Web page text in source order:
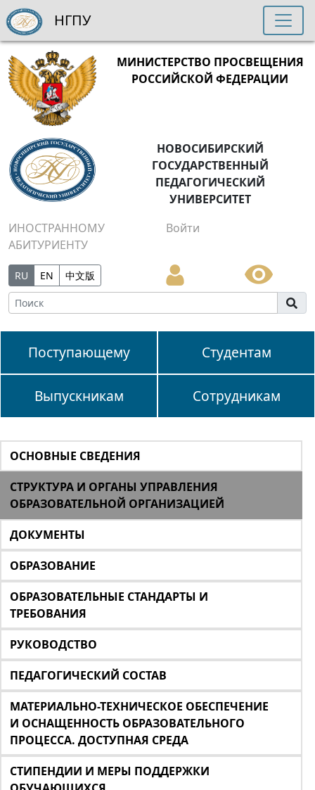
МИНИСТЕРСТВО ПРОСВЕЩЕНИЯ
РОССИЙСКОЙ ФЕДЕРАЦИИ
НОВОСИБИРСКИЙ
ГОСУДАРСТВЕННЫЙ
ПЕДАГОГИЧЕСКИЙ
УНИВЕРСИТЕТ
ИНОСТРАННОМУ
АБИТУРИЕНТУ
Войти
RU EN 中文版
Поступающему Студентам
Выпускникам Сотрудникам
НГПУ
ОСНОВНЫЕ СВЕДЕНИЯ
СТРУКТУРА И ОРГАНЫ УПРАВЛЕНИЯ
ОБРАЗОВАТЕЛЬНОЙ ОРГАНИЗАЦИЕЙ
ДОКУМЕНТЫ
ОБРАЗОВАНИЕ
ОБРАЗОВАТЕЛЬНЫЕ СТАНДАРТЫ И
ТРЕБОВАНИЯ
РУКОВОДСТВО
ПЕДАГОГИЧЕСКИЙ СОСТАВ
МАТЕРИАЛЬНО-ТЕХНИЧЕСКОЕ ОБЕСПЕЧЕНИЕ
И ОСНАЩЕННОСТЬ ОБРАЗОВАТЕЛЬНОГО
ПРОЦЕССА. ДОСТУПНАЯ СРЕДА
СТИПЕНДИИ И МЕРЫ ПОДДЕРЖКИ